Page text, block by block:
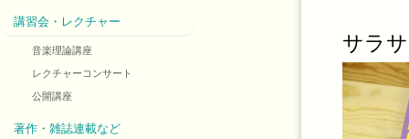
サラ
講習会・レクチャー
音楽理論講座
レクチャーコンサート
公開講座
著作・雑誌連載など